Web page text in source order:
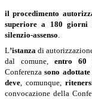
il procedimento
superiore a 180 giorni
silenzio-assenso.
L’istanza di
dal comune,entro 60
Conferenzasono
deve, comunque,
convocazione della